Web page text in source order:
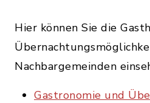
Hier können Sie die
Nachbargemeinden
Gastronomie und